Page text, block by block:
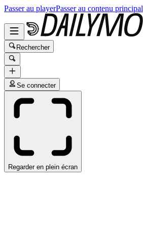
Passer au playerPasser au contenu principal
Rechercher
Se connecter
Regarder en plein écran